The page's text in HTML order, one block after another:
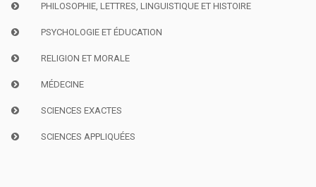
PHILOSOPHIE, LETTRES, LINGUISTIQUE ET HISTOIRE
PSYCHOLOGIE ET ÉDUCATION
RELIGION ET MORALE
MÉDECINE
SCIENCES EXACTES
SCIENCES APPLIQUÉES